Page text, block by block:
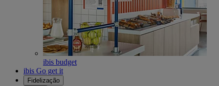
ibis budget
ibis Go get it
Fidelização